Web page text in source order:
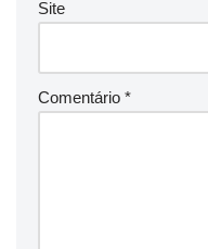
Site
Comentário *